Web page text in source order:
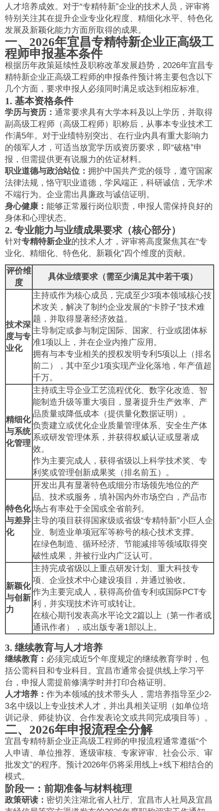
人才培养成效。对于“专精特新”企业的技术人员，评审将
特别关注其在提升企业专业化程度、精细化水平、特色化
发展及新颖化能力方面所取得的成果。
一、2026年宜昌专精特新企业正高级工
程师申报基本条件
根据历年政策延续性及职称改革发展趋势，2026年宜昌专
精特新企业正高级工程师的申报条件预计将主要包含以下
几个方面，要求申报人必须同时满足或达到相应标准。
1. 基本资格条件
学历与资历： 通常要求具有大学本科及以上学历，并取得
副高级工程师（高级工程师）职称后，从事本专业技术工
作满5年。对于业绩特别突出、在行业内具有重大影响力
的领军人才，可适当放宽学历或资历要求，即“破格”申
报，但需提供更有说服力的佐证材料。
职业道德与政治站位： 拥护中国共产党的领导，遵守国家
法律法规，恪守职业道德，学风端正，科研诚信，无学术
不端行为。企业需出具廉政与诚信证明。
身心健康： 能够正常履行岗位职责，申报人需保持良好的
身体和心理状态。
2. 专业能力与业绩成果要求（核心部分）
针对专精特新企业的技术人才，评审将高度聚焦其在“专
业化、精细化、特色化、新颖化”四个维度的贡献。
评价维
度
具体业绩要求（需至少满足其中若干项）
技术深
度与专
业化
主持或作为核心成员，完成至少3项本领域核心技
术攻关，解决了制约企业发展的“卡脖子”技术难
题，并取得显著经济效益。
主导制定或参与制定国际、国家、行业或团体标
准1项以上，并在企业内推广应用。
拥有与本专业相关的授权发明专利5项以上（排名
前二），其中至少1项实现产业化落地，年产值超
千万。
精细化
与系统
化管理
主持或主导企业工艺流程优化、数字化改造、智
能制造升级等重大项目，显著提升生产效率、产
品质量或降低成本（提供量化数据证明）。
负责建立或优化企业质量管理体系、安全生产体
系或研发管理体系，并获得权威认证或显著成
效。
作为主要完成人，获得省级以上科学技术奖、专
利奖或管理创新成果奖（排名前五）。
特色化
与差异
化
开发出具有显著特色或细分市场领先地位的产
品、技术或服务，填补国内外市场空白，产品市
场占有率处于全国或全省前列。
主导的项目获得国家级或省级“专精特新”小巨人企
业、制造业单项冠军等称号的核心技术支撑。
在绿色制造、循环经济、节能减排等领域取得突
破性成果，并被行业内广泛认可。
新颖化
与创新
力
主持完成省级以上重点研发计划、重大科技专
项、企业技术中心建设项目，并通过验收。
作为主要完成人，获得高价值专利或国际PCT专
利，并实现技术许可或转让。
在核心期刊发表高水平论文2篇以上（第一作者或
通讯作者），或出版专著1部以上。
3. 继续教育与人才培养
继续教育： 必须完成近5个年度规定的继续教育学时，包
括公需科目和专业科目。宜昌市通常会提供线上学习平
台，申报人需提前修满学时并打印合格证明。
人才培养： 作为本领域的技术带头人，需培养指导至少2-
3名中级以上专业技术人才，并出具相关证明（如单位培
训记录、师徒协议、合作发表论文或共同完成项目等）。
二、2026年申报流程全分解
宜昌专精特新企业正高级工程师的申报流程通常遵循“个
人申请、单位推荐、逐级审核、专家评审、社会公示、审
批发文”的程序。预计2026年仍将采用线上+线下相结合的
模式。
阶段一：前期准备与材料梳理
政策研读： 密切关注湖北省人社厅、宜昌市人社局及宜昌